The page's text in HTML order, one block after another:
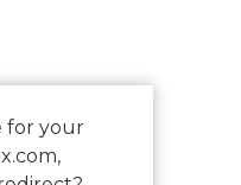
Slinex Smart
Интернет-
подключение
панелей, а
for your